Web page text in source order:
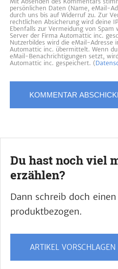
persönlichen Daten (Name, eMail-
durch uns bis auf Widerruf zu. Zur
rechtlichen Absicherung wird deine
Ebenfalls zur Vermeidung von
Server der Firma Automattic inc.
Nutzerbildes wird die eMail-Adresse
Automattic inc. übermittelt. Wenn
eMail-Benachrichtigungen setzt,
Automattic inc. gespeichert. (
Du hast noch viel
erzählen?
Dann schreib doch
produktbezogen.
ARTIKEL